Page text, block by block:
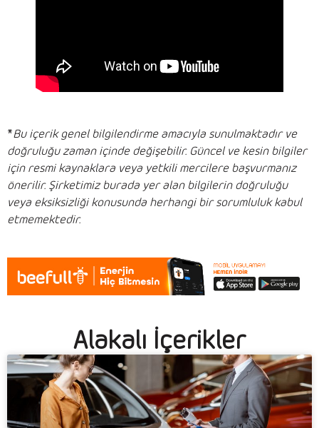
*Bu içerik genel bilgilendirme amacıyla sunulmaktadır ve
doğruluğu zaman içinde değişebilir. Güncel ve kesin bilgiler
için resmi kaynaklara veya yetkili mercilere başvurmanız
önerilir. Şirketimiz burada yer alan bilgilerin doğruluğu
veya eksiksizliği konusunda herhangi bir sorumluluk kabul
etmemektedir.
Alakalı İçerikler